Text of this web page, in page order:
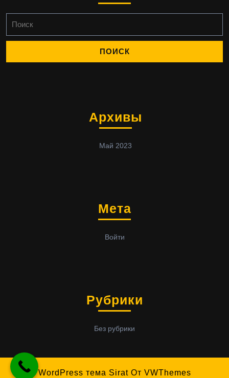
Архивы
Май 2023
Мета
Войти
Рубрики
Без рубрики
WordPress тема SiratОт VWThemes